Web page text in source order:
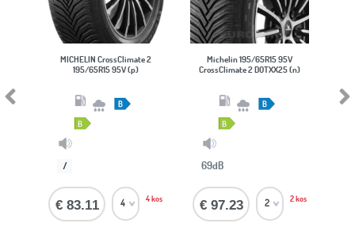
MICHELIN CrossClimate 2
195/65R15 95V (p)
€ 83.11 4 kos
Michelin 195/65R15 95V
CrossClimate 2 DOTXX25 (n)
€ 97.23 2 kos
Previous Next